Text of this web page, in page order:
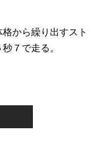
から繰り出すスト
７で走る。